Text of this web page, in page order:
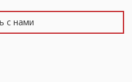
с нами